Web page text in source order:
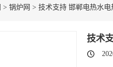
> 锅炉网 > 技术支持 邯郸电热水
技术